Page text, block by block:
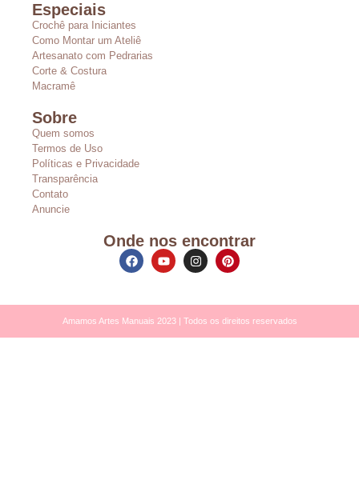
Especiais
Crochê para Iniciantes
Como Montar um Ateliê
Artesanato com Pedrarias
Corte & Costura
Macramê
Sobre
Quem somos
Termos de Uso
Políticas e Privacidade
Transparência
Contato
Anuncie
Onde nos encontrar
Amamos Artes Manuais 2023 | Todos os direitos reservados